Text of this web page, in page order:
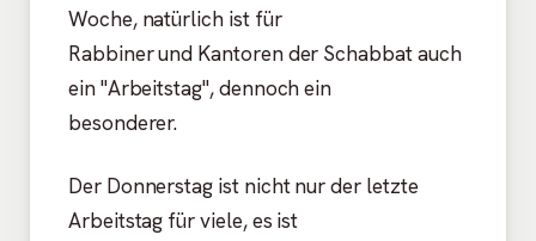
Woche, natürlich ist für
Rabbiner und Kantoren der Schabbat auch
ein "Arbeitstag", dennoch ein
besonderer.
Der Donnerstag ist nicht nur der letzte
Arbeitstag für viele, es ist